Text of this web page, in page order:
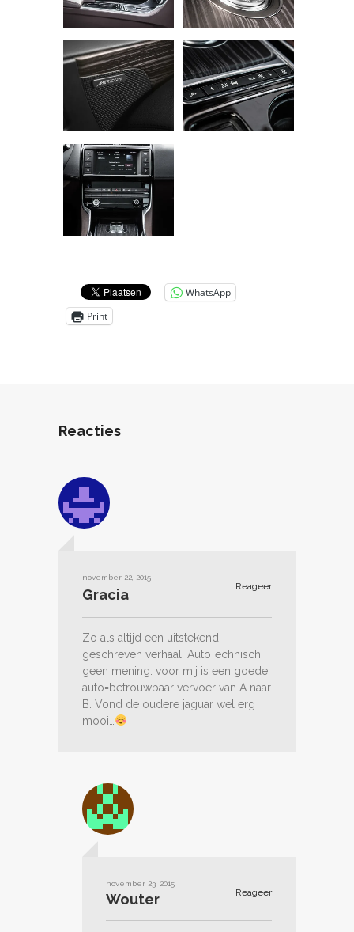
WhatsApp
Print
Reacties
november 22, 2015
Reageer
Gracia
Zo als altijd een uitstekend
geschreven verhaal. AutoTechnisch
geen mening: voor mij is een goede
auto=betrouwbaar vervoer van A naar
B. Vond de oudere jaguar wel erg
mooi…
november 23, 2015
Reageer
Wouter